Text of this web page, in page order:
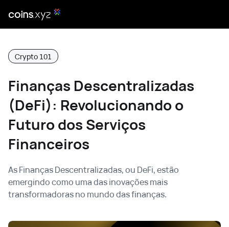
Crypto 101
Finanças Descentralizadas
(DeFi): Revolucionando o
Futuro dos Serviços
Financeiros
As Finanças Descentralizadas, ou DeFi, estão
emergindo como uma das inovações mais
transformadoras no mundo das finanças.